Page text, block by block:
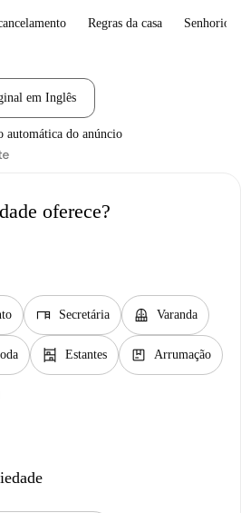
Regras da casa Senhorio
em Inglês
automática do anúncio
oferece?
desk Secretária balcony Varanda
shelves Estantes package Arrumação